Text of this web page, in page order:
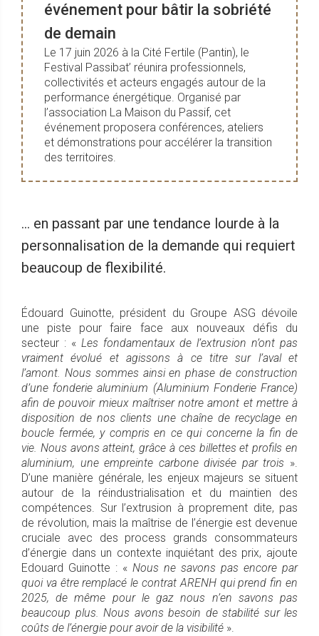
événement pour bâtir la sobriété
de demain
Le 17 juin 2026 à la Cité Fertile (Pantin), le
Festival Passibat’ réunira professionnels,
collectivités et acteurs engagés autour de la
performance énergétique. Organisé par
l’association La Maison du Passif, cet
événement proposera conférences, ateliers
et démonstrations pour accélérer la transition
des territoires.
... en passant par une tendance lourde à la
personnalisation de la demande qui requiert
beaucoup de flexibilité.
Édouard Guinotte, président du Groupe ASG dévoile
une piste pour faire face aux nouveaux défis du
secteur : « Les fondamentaux de l’extrusion n’ont pas
vraiment évolué et agissons à ce titre sur l’aval et
l’amont. Nous sommes ainsi en phase de construction
d’une fonderie aluminium (Aluminium Fonderie France)
afin de pouvoir mieux maîtriser notre amont et mettre à
disposition de nos clients une chaîne de recyclage en
boucle fermée, y compris en ce qui concerne la fin de
vie. Nous avons atteint, grâce à ces billettes et profils en
aluminium, une empreinte carbone divisée par trois ».
D’une manière générale, les enjeux majeurs se situent
autour de la réindustrialisation et du maintien des
compétences. Sur l’extrusion à proprement dite, pas
de révolution, mais la maîtrise de l’énergie est devenue
cruciale avec des process grands consommateurs
d’énergie dans un contexte inquiétant des prix, ajoute
Edouard Guinotte : « Nous ne savons pas encore par
quoi va être remplacé le contrat ARENH qui prend fin en
2025, de même pour le gaz nous n’en savons pas
beaucoup plus. Nous avons besoin de stabilité sur les
coûts de l’énergie pour avoir de la visibilité ».